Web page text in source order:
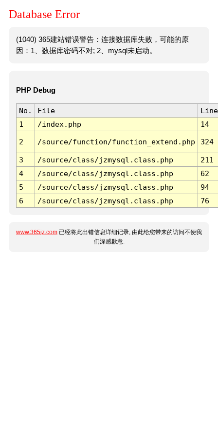
Database Error
(1040) 365建站错误警告：连接数据库失败，可能的原
因：1、数据库密码不对; 2、mysql未启动。
PHP Debug
No. File
Line
1
/index.php 14
2 /source/function/function_extend.php 324
3 /source/class/jzmysql.class.php
211
4
/source/class/jzmysql.class.php
62
5
/source/class/jzmysql.class.php
94
6
/source/class/jzmysql.class.php 76
www.365jz.com 已经将此出错信息详细记录, 由此给您带来的访问不便我
们深感歉意.